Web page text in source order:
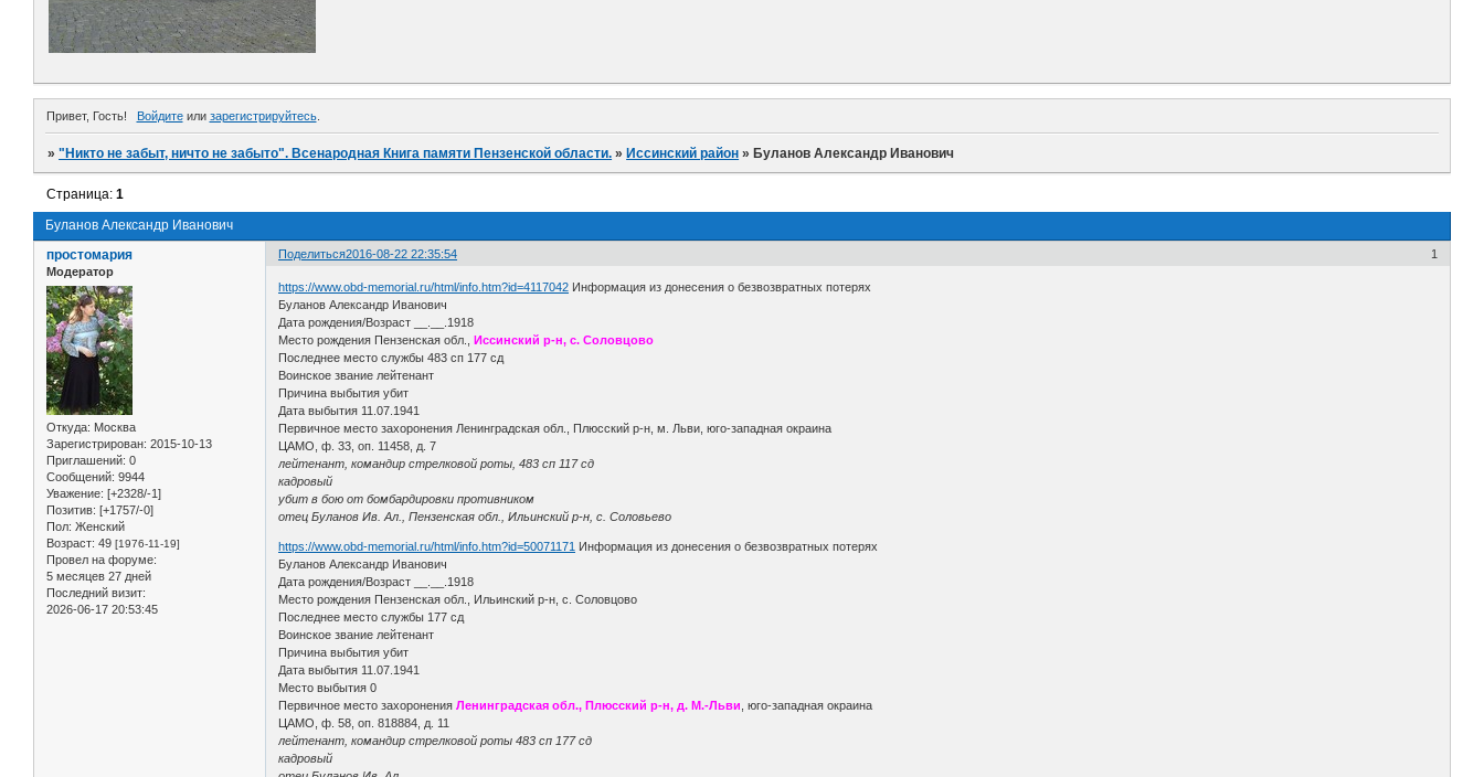
Привет, Гость! Войдитеили зарегистрируйтесь.
»"Никто не забыт, ничто не забыто". Всенародная Книга памяти Пензенской области. » Иссинский район » Буланов Александр Иванович
Буланов Александр Иванович
Страница:1
Поделиться 1
2016-08-22 22:35:54
простомария
Модератор
Откуда: Москва
Зарегистрирован: 2015-10-13
Приглашений: 0
Сообщений: 9944
Уважение: [+2328/-1]
Позитив: [+1757/-0]
Пол: Женский
Возраст: 49 [1976-11-19]
Провел на форуме:
5 месяцев 27 дней
Последний визит:
2026-06-17 20:53:45
https://www.obd-memorial.ru/html/info.htm?id=4117042 Информация из донесения о безвозвратных потерях
Буланов Александр Иванович
Дата рождения/Возраст __.__.1918
Место рождения Пензенская обл.,Иссинский р-н, с. Соловцово
Последнее место службы 483 сп 177 сд
Воинское звание лейтенант
Причина выбытия убит
Дата выбытия 11.07.1941
Первичное место захоронения Ленинградская обл., Плюсский р-н, м. Льви, юго-западная окраина
ЦАМО, ф. 33, оп. 11458, д. 7
лейтенант, командир стрелковой роты, 483 сп 117 сд
кадровый
убит в бою от бомбардировки противником
отец Буланов Ив. Ал., Пензенская обл., Ильинский р-н, с. Соловьево
https://www.obd-memorial.ru/html/info.htm?id=50071171 Информация из донесения о безвозвратных потерях
Буланов Александр Иванович
Дата рождения/Возраст __.__.1918
Место рождения Пензенская обл., Ильинский р-н, с. Соловцово
Последнее место службы 177 сд
Воинское звание лейтенант
Причина выбытия убит
Дата выбытия 11.07.1941
Место выбытия 0
Первичное место захороненияЛенинградская обл., Плюсский р-н, д. М.-Льви , юго-западная окраина
ЦАМО, ф. 58, оп. 818884, д. 11
лейтенант, командир стрелковой роты 483 сп 177 сд
кадровый